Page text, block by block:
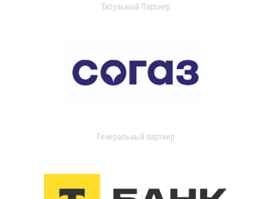
Титульный Партнер
Генеральный партнер